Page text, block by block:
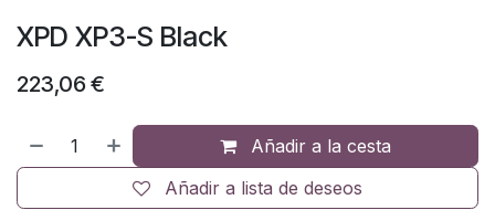
XPD XP3-S Black
223,06 €
Añadir a la cesta
Añadir a lista de deseos